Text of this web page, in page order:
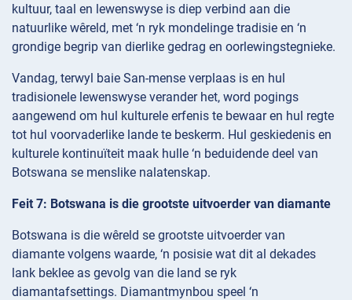
kultuur, taal en lewenswyse is diep verbind aan die
natuurlike wêreld, met ‘n ryk mondelinge tradisie en ‘n
grondige begrip van dierlike gedrag en oorlewingstegnieke.
Vandag, terwyl baie San-mense verplaas is en hul
tradisionele lewenswyse verander het, word pogings
aangewend om hul kulturele erfenis te bewaar en hul regte
tot hul voorvaderlike lande te beskerm. Hul geskiedenis en
kulturele kontinuïteit maak hulle ‘n beduidende deel van
Botswana se menslike nalatenskap.
Feit 7: Botswana is die grootste uitvoerder van diamante
Botswana is die wêreld se grootste uitvoerder van
diamante volgens waarde, ‘n posisie wat dit al dekades
lank beklee as gevolg van die land se ryk
diamantafsettings. Diamantmynbou speel ‘n